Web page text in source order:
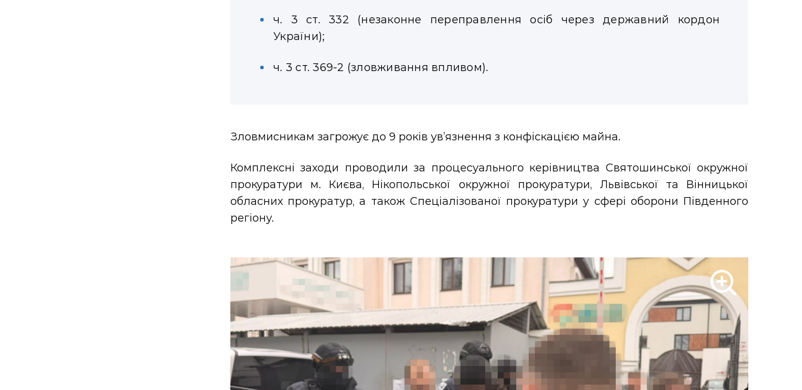
ч. 3 ст. 332 (незаконне переправлення осіб через державний кордон
України);
ч. 3 ст. 369-2 (зловживання впливом).
Зловмисникам загрожує до 9 років ув’язнення з конфіскацією майна.
Комплексні заходи проводили за процесуального керівництва Святошинської окружної
прокуратури м. Києва, Нікопольської окружної прокуратури, Львівської та Вінницької
обласних прокуратур, а також Спеціалізованої прокуратури у сфері оборони Південного
регіону.